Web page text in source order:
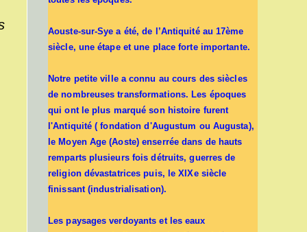
Aouste-sur-Sye a été, de l’Antiquité au 17ème
siècle, une étape et une place forte importante.
Notre petite ville a connu au cours des siècles
de nombreuses transformations. Les époques
qui ont le plus marqué son histoire furent
l'Antiquité ( fondation d'Augustum ou Augusta),
le Moyen Age (Aoste) enserrée dans de hauts
remparts plusieurs fois détruits, guerres de
religion dévastatrices puis, le XIXe siècle
finissant (industrialisation).
Les paysages verdoyants et les eaux